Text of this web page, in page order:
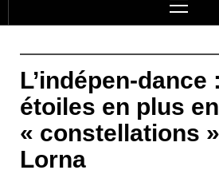
principal
L’indépen-dance
étoiles en plus en
« constellations
Lorna